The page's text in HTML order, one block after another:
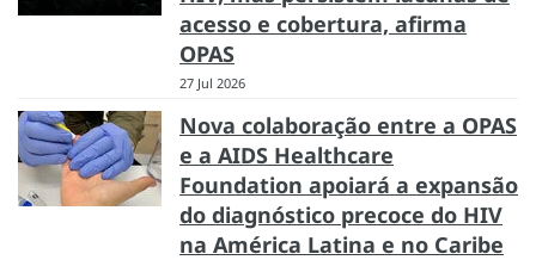
acesso e cobertura, afirma
OPAS
27 Jul 2026
Nova colaboração entre a OPAS
e a AIDS Healthcare
Foundation apoiará a expansão
do diagnóstico precoce do HIV
na América Latina e no Caribe